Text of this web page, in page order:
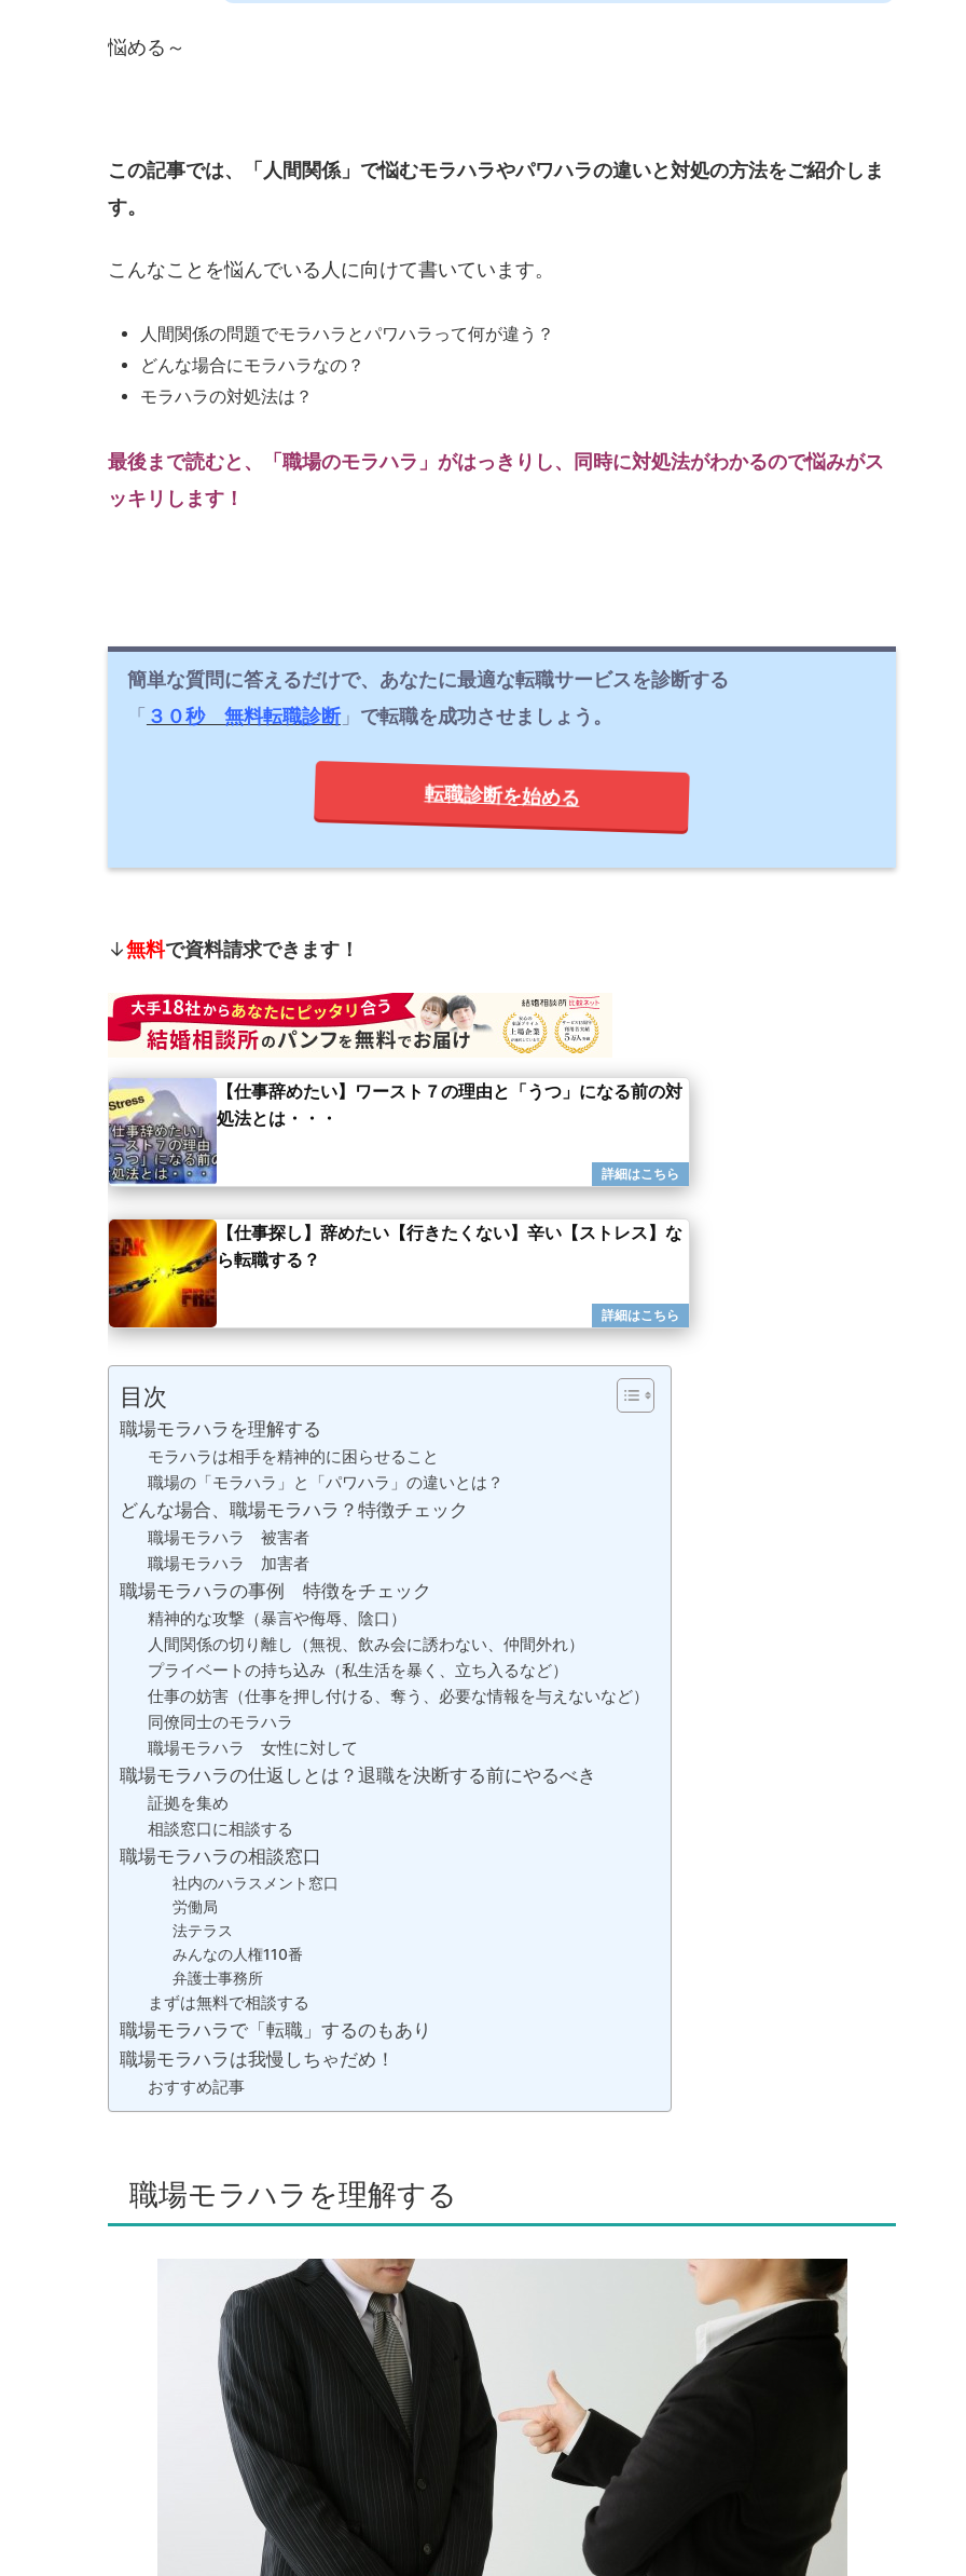
悩める～
この記事では、「人間関係」で悩むモラハラやパワハラの違いと対処の方法をご紹介しま
す。
こんなことを悩んでいる人に向けて書いています。
人間関係の問題でモラハラとパワハラって何が違う？
どんな場合にモラハラなの？
モラハラの対処法は？
最後まで読むと、「職場のモラハラ」がはっきりし、同時に対処法がわかるので悩みがス
ッキリします！
簡単な質問に答えるだけで、あなたに最適な転職サービスを診断する
「 ３０秒 無料転職診断」 で転職を成功させましょう。
転職診断を始める
↓無料で資料請求できます！
【仕事辞めたい】ワースト７の理由と「うつ」になる前の対
処法とは・・・
【仕事探し】辞めたい【行きたくない】辛い【ストレス】な
ら転職する？
目次
職場モラハラを理解する
モラハラは相手を精神的に困らせること
職場の「モラハラ」と「パワハラ」の違いとは？
どんな場合、職場モラハラ？特徴チェック
職場モラハラ 被害者
職場モラハラ 加害者
職場モラハラの事例 特徴をチェック
精神的な攻撃（暴言や侮辱、陰口）
人間関係の切り離し（無視、飲み会に誘わない、仲間外れ）
プライベートの持ち込み（私生活を暴く、立ち入るなど）
仕事の妨害（仕事を押し付ける、奪う、必要な情報を与えないなど）
同僚同士のモラハラ
職場モラハラ 女性に対して
職場モラハラの仕返しとは？退職を決断する前にやるべき
証拠を集め
相談窓口に相談する
職場モラハラの相談窓口
社内のハラスメント窓口
労働局
法テラス
みんなの人権110番
弁護士事務所
まずは無料で相談する
職場モラハラで「転職」するのもあり
職場モラハラは我慢しちゃだめ！
おすすめ記事
職場モラハラを理解する